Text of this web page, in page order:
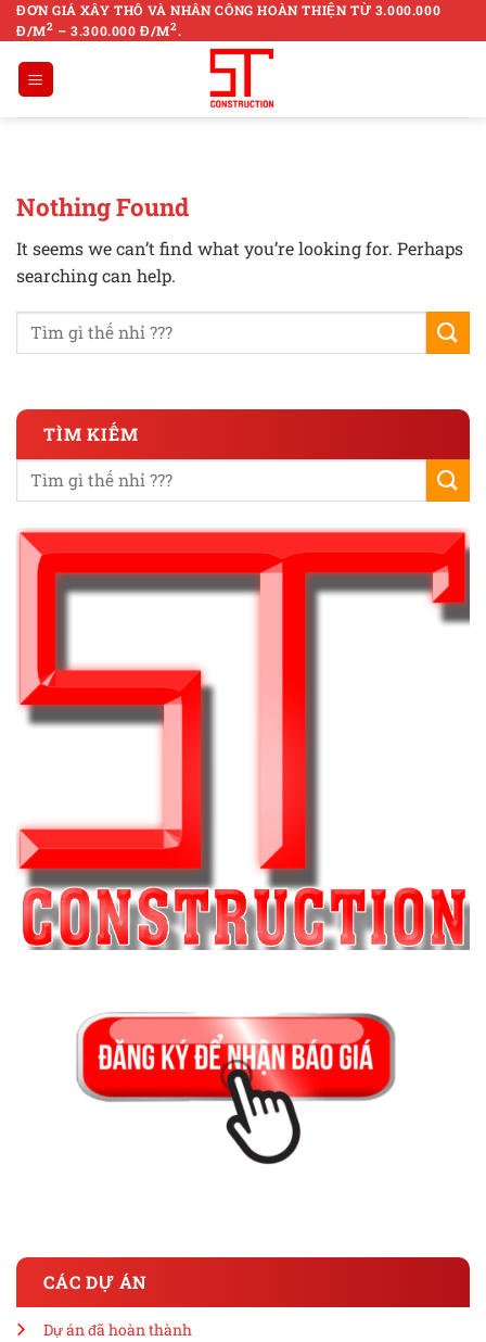
Skip
to
content
ĐƠN GIÁ XÂY THÔ VÀ NHÂN CÔNG HOÀN THIỆN TỪ 3.000.000
Đ/M2 – 3.300.000 Đ/M2.
Nothing Found
It seems we can’t find what you’re looking for. Perhaps
searching can help.
TÌM KIẾM
CÁC DỰ ÁN
Dự án đã hoàn thành